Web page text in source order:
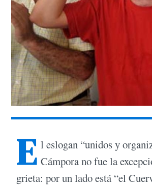
E l eslogan “unidos y
Cámpora no fue la
grieta: por un lado está “el